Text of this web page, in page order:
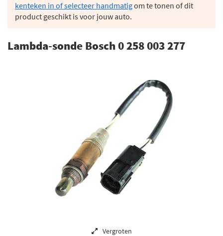
kenteken in of selecteer handmatigom te tonen of dit
product geschikt is voor jouw auto.
Lambda-sonde Bosch 0 258 003 277
Vergroten